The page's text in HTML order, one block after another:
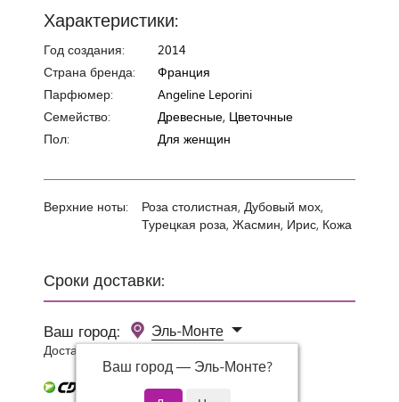
Сроки доставки:
Ваш город:
Эль-Монте
Ваш город — Эль-Монте?
Доставка 0 руб при заказе от 3000 руб.
Характеристики:
Год создания:
2014
Страна бренда:
Франция
Парфюмер:
Angeline Leporini
Семейство:
Древесные, Цветочные
Пол:
Для женщин
Верхние ноты:
Роза столистная, Дубовый мох,
Турецкая роза, Жасмин, Ирис, Кожа